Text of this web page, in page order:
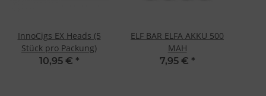
InnoCigs EX Heads (5
Stück pro Packung)
10,95 € *
ELF BAR ELFA AKKU 500
MAH
7,95 € *